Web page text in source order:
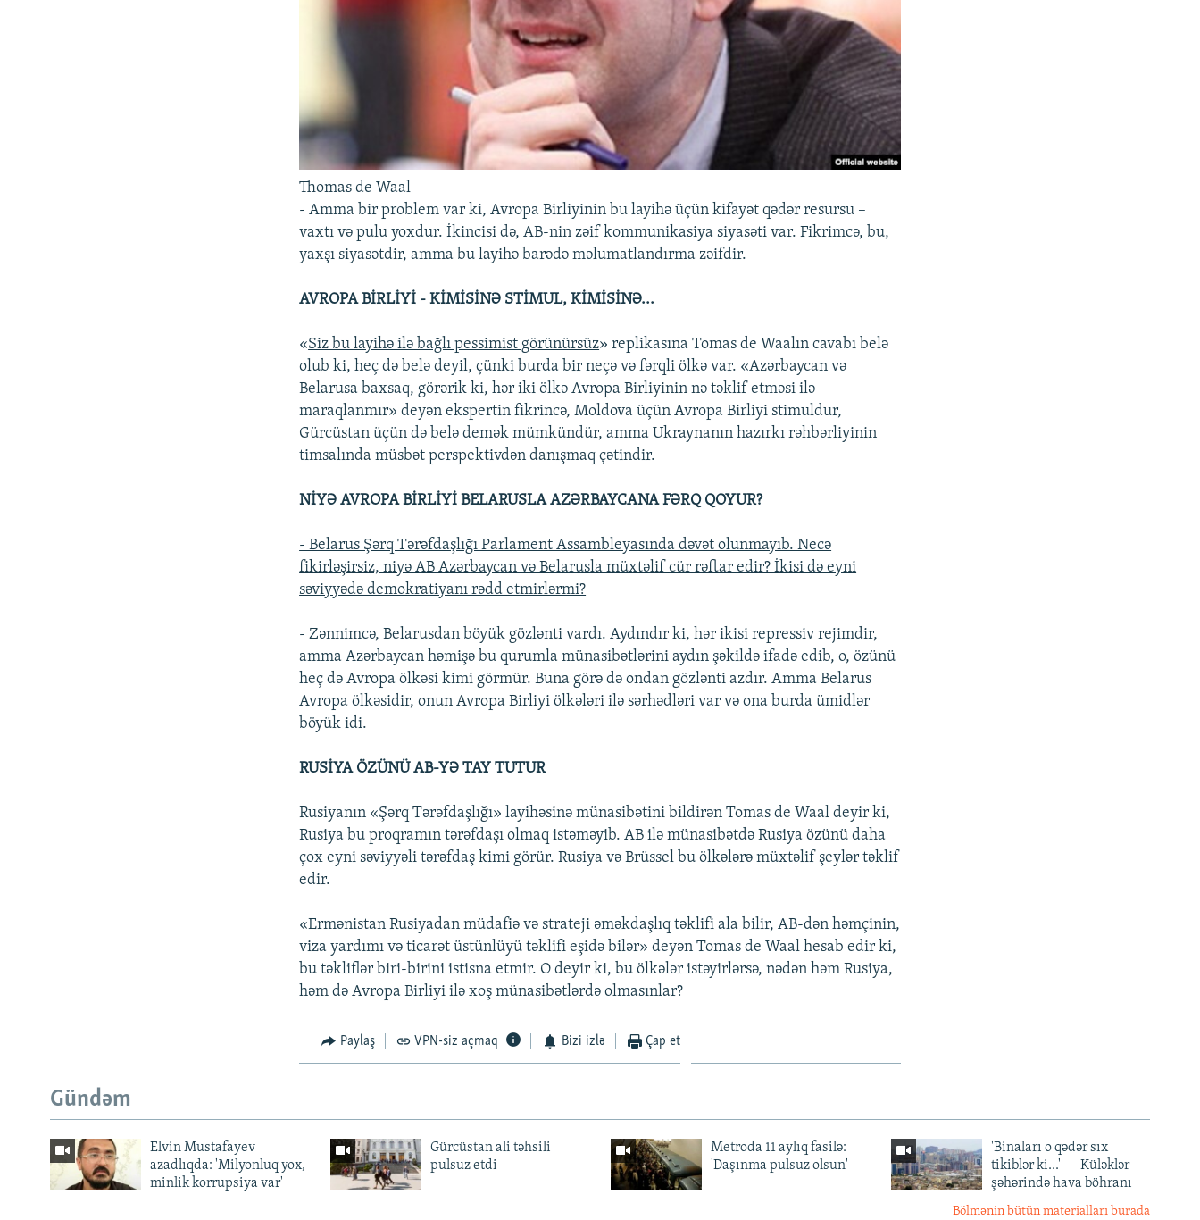
Thomas de Waal
- Amma bir problem var ki, Avropa Birliyinin bu layihə üçün kifayət qədər resursu –
vaxtı və pulu yoxdur. İkincisi də, AB-nin zəif kommunikasiya siyasəti var. Fikrimcə, bu,
yaxşı siyasətdir, amma bu layihə barədə məlumatlandırma zəifdir.
AVROPA BİRLİYİ - KİMİSİNƏ STİMUL, KİMİSİNƏ...
«Siz bu layihə ilə bağlı pessimist görünürsüz» replikasına Tomas de Waalın cavabı belə
olub ki, heç də belə deyil, çünki burda bir neçə və fərqli ölkə var. «Azərbaycan və
Belarusa baxsaq, görərik ki, hər iki ölkə Avropa Birliyinin nə təklif etməsi ilə
maraqlanmır» deyən ekspertin fikrincə, Moldova üçün Avropa Birliyi stimuldur,
Gürcüstan üçün də belə demək mümkündür, amma Ukraynanın hazırkı rəhbərliyinin
timsalında müsbət perspektivdən danışmaq çətindir.
NİYƏ AVROPA BİRLİYİ BELARUSLA AZƏRBAYCANA FƏRQ QOYUR?
- Belarus Şərq Tərəfdaşlığı Parlament Assambleyasında dəvət olunmayıb. Necə
fikirləşirsiz, niyə AB Azərbaycan və Belarusla müxtəlif cür rəftar edir? İkisi də eyni
səviyyədə demokratiyanı rədd etmirlərmi?
- Zənnimcə, Belarusdan böyük gözlənti vardı. Aydındır ki, hər ikisi repressiv rejimdir,
amma Azərbaycan həmişə bu qurumla münasibətlərini aydın şəkildə ifadə edib, o, özünü
heç də Avropa ölkəsi kimi görmür. Buna görə də ondan gözlənti azdır. Amma Belarus
Avropa ölkəsidir, onun Avropa Birliyi ölkələri ilə sərhədləri var və ona burda ümidlər
böyük idi.
RUSİYA ÖZÜNÜ AB-YƏ TAY TUTUR
Rusiyanın «Şərq Tərəfdaşlığı» layihəsinə münasibətini bildirən Tomas de Waal deyir ki,
Rusiya bu proqramın tərəfdaşı olmaq istəməyib. AB ilə münasibətdə Rusiya özünü daha
çox eyni səviyyəli tərəfdaş kimi görür. Rusiya və Brüssel bu ölkələrə müxtəlif şeylər təklif
edir.
«Ermənistan Rusiyadan müdafiə və strateji əməkdaşlıq təklifi ala bilir, AB-dən həmçinin,
viza yardımı və ticarət üstünlüyü təklifi eşidə bilər» deyən Tomas de Waal hesab edir ki,
bu təkliflər biri-birini istisna etmir. O deyir ki, bu ölkələr istəyirlərsə, nədən həm Rusiya,
həm də Avropa Birliyi ilə xoş münasibətlərdə olmasınlar?
Paylaş VPN-siz açmaq Bizi izlə Çap et
Gündəm
Elvin Mustafayev
azadlıqda: 'Milyonluq yox,
minlik korrupsiya var'
Gürcüstan ali təhsili
pulsuz etdi
Metroda 11 aylıq fasilə:
'Daşınma pulsuz olsun'
'Binaları o qədər sıx
tikiblər ki...' — Küləklər
şəhərində hava böhranı
Bölmənin bütün materialları burada